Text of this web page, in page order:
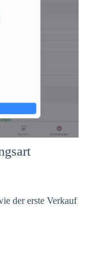
der erste Verkauf